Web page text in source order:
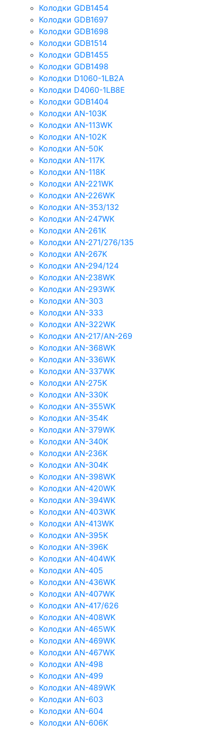
Колодки GDB1454
Колодки GDB1697
Колодки GDB1698
Колодки GDB1514
Колодки GDB1455
Колодки GDB1498
Колодки D1060-1LB2A
Колодки D4060-1LB8E
Колодки GDB1404
Колодки AN-103K
Колодки AN-113WK
Колодки AN-102K
Колодки AN-50K
Колодки AN-117K
Колодки AN-118K
Колодки AN-221WK
Колодки AN-226WK
Колодки AN-353/132
Колодки AN-247WK
Колодки AN-261K
Колодки AN-271/276/135
Колодки AN-267K
Колодки AN-294/124
Колодки AN-238WK
Колодки AN-293WK
Колодки AN-303
Колодки AN-333
Колодки AN-322WK
Колодки AN-217/AN-269
Колодки AN-368WK
Колодки AN-336WK
Колодки AN-337WK
Колодки AN-275K
Колодки AN-330K
Колодки AN-355WK
Колодки AN-354K
Колодки AN-379WK
Колодки AN-340K
Колодки AN-236K
Колодки AN-304K
Колодки AN-398WK
Колодки AN-420WK
Колодки AN-394WK
Колодки AN-403WK
Колодки AN-413WK
Колодки AN-395K
Колодки AN-396K
Колодки AN-404WK
Колодки AN-405
Колодки AN-436WK
Колодки AN-407WK
Колодки AN-417/626
Колодки AN-408WK
Колодки AN-465WK
Колодки AN-469WK
Колодки AN-467WK
Колодки AN-498
Колодки AN-499
Колодки AN-489WK
Колодки AN-603
Колодки AN-604
Колодки AN-606K